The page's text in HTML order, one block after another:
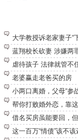
大学教授诉老家妻子“
蓝翔校长砍妻 涉嫌两
虐待孩子 法律就管不
老婆赢走老爸买的房
小两口离婚，父母“参
帮你打败婚外恋，靠
借名买房虽能要回，
这一百万“情债”该不该